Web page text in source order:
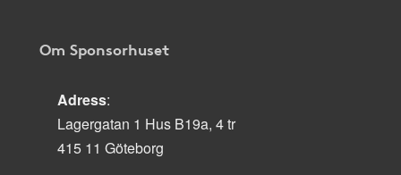
Om Sponsorhuset
Adress:
Lagergatan 1 Hus B19a, 4 tr
415 11 Göteborg